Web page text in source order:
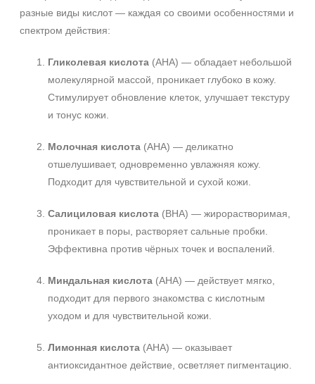
разные виды кислот — каждая со своими особенностями и
спектром действия:
Гликолевая кислота (AHA) — обладает небольшой
молекулярной массой, проникает глубоко в кожу.
Стимулирует обновление клеток, улучшает текстуру
и тонус кожи.
Молочная кислота (AHA) — деликатно
отшелушивает, одновременно увлажняя кожу.
Подходит для чувствительной и сухой кожи.
Салициловая кислота (BHA) — жирорастворимая,
проникает в поры, растворяет сальные пробки.
Эффективна против чёрных точек и воспалений.
Миндальная кислота (AHA) — действует мягко,
подходит для первого знакомства с кислотным
уходом и для чувствительной кожи.
Лимонная кислота (AHA) — оказывает
антиоксидантное действие, осветляет пигментацию.